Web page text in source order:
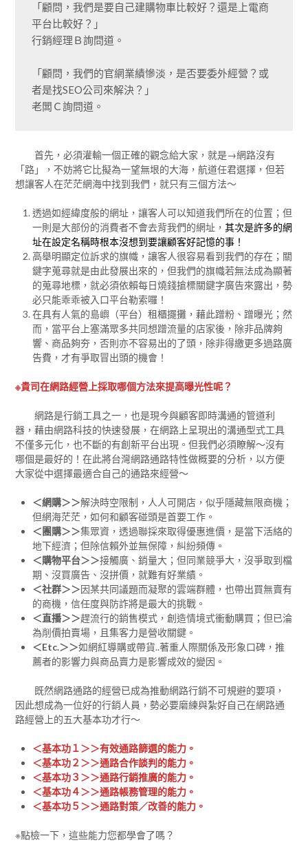
「顧問，我們是要自己建購物車比較好？還是上電商
平台比較好？」
行銷經理Ｂ詢問道。
「顧問，我們的官網業績慘淡，是否要委外經營？或
者是找SEO公司來解決？」
老闆Ｃ詢問道。
首先，必須灌輸一個正確的觀念給大家，就是→網路沒有
「路」，不妨將它比擬為一望無垠的大海，航道任君選擇，但若
想讓客人在茫茫網海中找到我們，就只有三個方法～
透過如經緯度般的網址，讓客人可以知道我們所在的位置；但
一則是大部份的消費者不會去背我們的網址，其次是許多的網
址在設定名稱時根本沒想到要讓顧客好記憶的事！
高舉明顯定位訴求的旗幟，讓客人很容易看到我們的存在；關
鍵字蒐尋就是由此發展出來的，但我們的旗幟若無法成為顯著
的蒐尋地標，就必須依賴每日燒錢搶標關鍵字廣告來露出，勢
必只能乖乖被入口平台勒索囉！
在具有人氣的島嶼（平台）租櫃擺攤，藉此蹭粉、蹭曝光；然
而，當平台上塞滿眾多共同想蹭流量的店家後，除非品牌夠
響、商品夠夯，否則亦不容易出的了頭，除非得繳更多過路廣
告費，才有爭取冒出頭的機會！
※貴司在網路經營上採取哪個方法來提高曝光性呢？
網路是行銷工具之一，也是現今與顧客即時溝通的管道利
器，藉由網路科技的快速發展，在網路上呈現出的溝通型式工具
不僅多元化，也不斷的有創新平台出現。但我們必須瞭解～沒有
哪個是最好的！在此將台灣網路通路特性做概要的分析，以方便
大家從中選擇最適合自己的通路來經營～
＜網購＞＞解決時空限制，人人可開店，似乎隱藏無限商機；
但網海茫茫，如何和顧客碰頭是首要工作。
＜團購＞＞集眾資，透過聯採來取得優惠進價，是當下活絡的
地下經濟；但除信賴外並無保障，糾紛頻傳。
＜購物平台＞＞接觸廣、銷量大；但同業競爭大，沒爭取到檔
期、沒買廣告、沒拼價，就難有好業績。
＜社群＞＞因某共同議題而凝聚的雲端群體，也帶出買無賣有
的商機，信任度與防詐將是最大的挑戰。
＜直播＞＞趕流行的銷售模式，創造情境式衝動購買；但已淪
為削價拍賣場，且集客力是營收關鍵。
＜Etc.＞＞如網紅導購或帶貨..著重人際關係及形象口碑，推
薦者的影響力與商品賣力是影響成效的變因。
既然網路通路的經營已成為推動網路行銷不可規避的要項，
因此想成為一位好的行銷人員，勢必要磨練與紮好自己在網路通
路經營上的五大基本功才行～
＜基本功１＞＞有效通路篩選的能力。
＜基本功２＞＞通路合作談判的能力。
＜基本功３＞＞通路行銷推廣的能力。
＜基本功４＞＞通路帳務管理的能力。
＜基本功５＞＞通路對策／改善的能力。
※點檢一下，這些能力您都學會了嗎？